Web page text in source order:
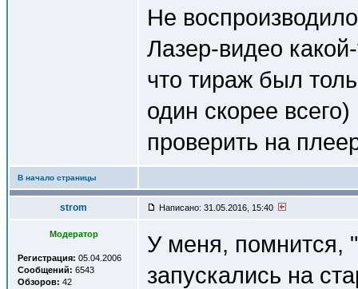
Не
Лазер-видео
что тираж был
один скорее
проверить на
В начало страницы
strom Написано: 31.05.2016, 15:40
Модератор
Регистрация: 05.04.2006
Сообщений: 6543
Обзоров: 42
У меня, помнится,
запускались на